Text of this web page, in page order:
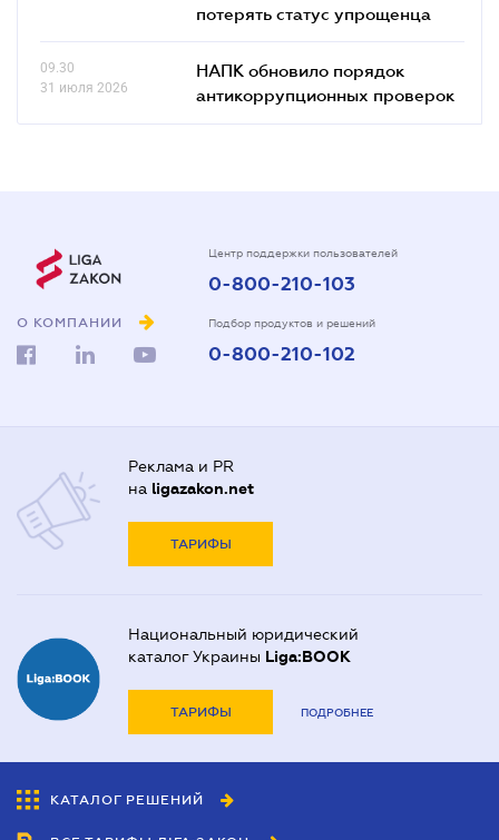
потерять статус упрощенца
09.30
31 июля 2026
НАПК обновило порядок
антикоррупционных проверок
О КОМПАНИИ
Центр поддержки пользователей
0-800-210-103
Подбор продуктов и решений
0-800-210-102
Реклама и PR
на ligazakon.net
ТАРИФЫ
Национальный юридический
каталог Украины Liga:BOOK
ТАРИФЫ ПОДРОБНЕЕ
КАТАЛОГ РЕШЕНИЙ